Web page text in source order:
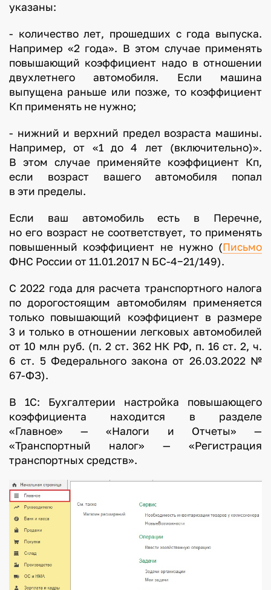
указаны:
- количество лет, прошедших с года выпуска.
Например «2 года». В этом случае применять
повышающий коэффициент надо в отношении
двухлетнего автомобиля. Если машина
выпущена раньше или позже, то коэффициент
Кп применять не нужно;
- нижний и верхний предел возраста машины.
Например, от «1 до 4 лет (включительно)».
В этом случае применяйте коэффициент Кп,
если возраст вашего автомобиля попал
в эти пределы.
Если ваш автомобиль есть в Перечне,
но его возраст не соответствует, то применять
повышенный коэффициент не нужно (Письмо
ФНС России от 11.01.2017 N БС-4−21/149).
С 2022 года для расчета транспортного налога
по дорогостоящим автомобилям применяется
только повышающий коэффициент в размере
3 и только в отношении легковых автомобилей
от 10 млн руб. (п. 2 ст. 362 НК РФ, п. 16 ст. 2, ч.
6 ст. 5 Федерального закона от 26.03.2022 №
67-ФЗ).
В 1С: Бухгалтерии настройка повышающего
коэффициента находится в разделе
«Главное» — «Налоги и Отчеты» —
«Транспортный налог» — «Регистрация
транспортных средств».